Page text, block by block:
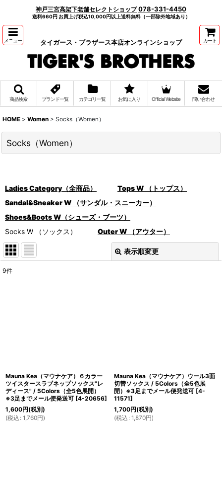
神戸三宮高架下老舗セレクトショップ 078-331-4450
送料660円 お買上げ税込10,000円以上送料無料（一部除外地域あり）
メニュー タイガース・ブラザース本店オンラインショップ カート
商品検索 ブランド一覧 カテゴリ一覧 お気に入り Official Website 問い合わせ
HOME > Women > Socks（Women）
Socks（Women）
Ladies Category（全商品）
Tops W （トップス）
Sandal&Sneaker W （サンダル・スニーカー）
Shoes&Boots W（シューズ・ブーツ）
Socks W （ソックス）
Outer W （アウター）
表示順変更
9件
Mauna Kea（マウナケア）６カラー
ツイスタースラブネップソックス"レ
ディース" / 5Colors（全5色展開）
※3足までメール便発送可 [4-20656]
1,600円(税別)
(税込 : 1,760円)
Mauna Kea（マウナケア）ウール3面
切替ソックス / 5Colors（全5色展
開）※3足までメール便発送可 [4-
11571]
1,700円(税別)
(税込 : 1,870円)